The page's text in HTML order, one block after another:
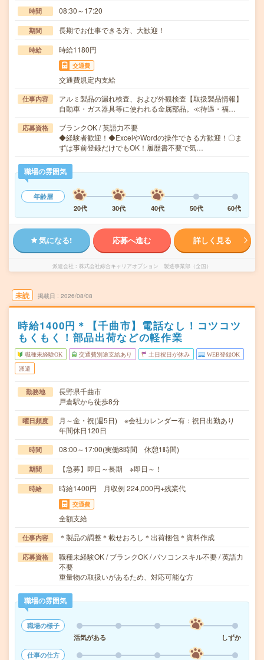
時間 08:30～17:20
期間 長期でお仕事できる方、大歓迎！
時給 時給1180円
交通費
交通費規定内支給
仕事内容
アルミ製品の漏れ検査、および外観検査【取扱製品情報】
自動車・ガス器具等に使われる金属部品。≪待遇・福…
応募資格
ブランクOK / 英語力不要
◆経験者歓迎！◆ExcelやWordの操作できる方歓迎！〇ま
ずは事前登録だけでもOK！履歴書不要で気…
職場の雰囲気
年齢層
20代
30代 40代 50代 60代
気になる! 応募へ進む 詳しく見る
派遣会社 株式会社綜合キャリアオプション 製造事業部（全国）
未読 掲載日 2026/08/08
時給1400円＊【千曲市】電話なし！コツコツ
もくもく！部品出荷などの軽作業
職種未経験OK 交通費別途支給あり 土日祝日が休み WEB登録OK
派遣
勤務地
長野県千曲市
戸倉駅から徒歩8分
曜日頻度
月～金・祝(週5日) ※会社カレンダー有：祝日出勤あり
年間休日120日
時間 08:00～17:00(実働8時間 休憩1時間)
期間 【急募】即日～長期 ※即日～！
時給 時給1400円 月収例 224,000円+残業代
交通費
全額支給
仕事内容 ＊製品の調整＊載せおろし＊出荷梱包＊資料作成
応募資格
職種未経験OK / ブランクOK / パソコンスキル不要 / 英語力
不要
重量物の取扱いがあるため、対応可能な方
職場の雰囲気
職場の様子
活気がある
しずか
仕事の仕方